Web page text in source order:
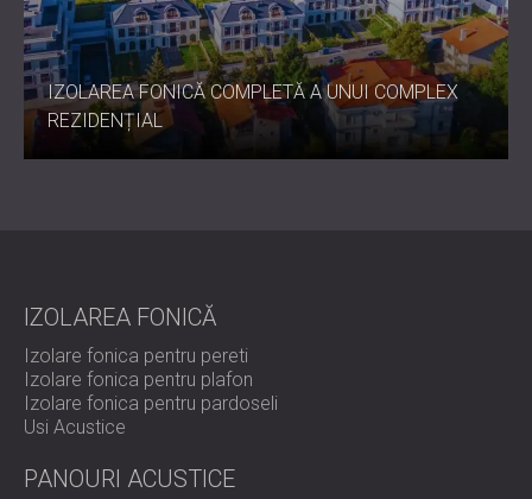
IZOLAREA FONICĂ COMPLETĂ A UNUI COMPLEX
REZIDENȚIAL
IZOLAREA FONICĂ
Izolare fonica pentru pereti
Izolare fonica pentru plafon
Izolare fonica pentru pardoseli
Usi Acustice
PANOURI ACUSTICE